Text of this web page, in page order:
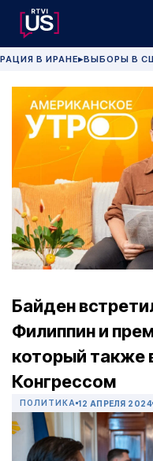
В ИРАНЕ▶ВЫБОРЫ В
Байден
Филиппин и
который также
Конгрессом
ПОЛИТИКА 12 АПРЕЛЯ 2024